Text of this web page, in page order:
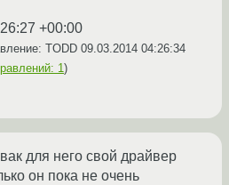
+00:00
TODD 09.03.2014 04:26:34
1)
для него свой драйвер
он пока не очень